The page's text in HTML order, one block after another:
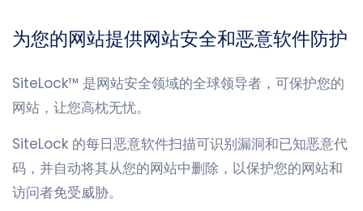
为您的网站提供网站安全和恶意软件防护
SiteLock™ 是网站安全领域的全球领导者，可保护您的
网站，让您高枕无忧。
SiteLock 的每日恶意软件扫描可识别漏洞和已知恶意代
码，并自动将其从您的网站中删除，以保护您的网站和
访问者免受威胁。